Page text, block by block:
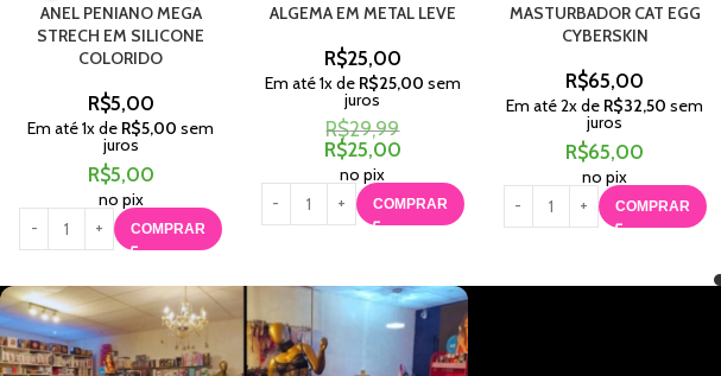
ANEL PENIANO MEGA
STRECH EM SILICONE
COLORIDO
R$5,00
Em até1x de R$5,00 sem
juros
R$5,00
no pix
COMPRAR
ALGEMA EM METAL LEVE
R$25,00
Em até1x de R$25,00 sem
juros
R$29,99
R$25,00
no pix
COMPRAR
MASTURBADOR CAT EGG
CYBERSKIN
R$65,00
Em até2x de R$32,50 sem
juros
R$65,00
no pix
COMPRAR